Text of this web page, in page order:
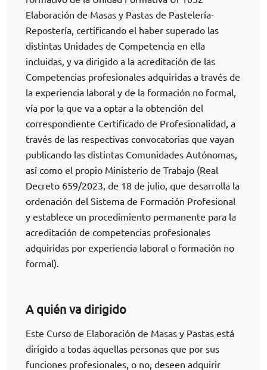
Elaboración de Masas y Pastas de Pastelería-
Repostería, certificando el haber superado las
distintas Unidades de Competencia en ella
incluidas, y va dirigido a la acreditación de las
Competencias profesionales adquiridas a través de
la experiencia laboral y de la formación no formal,
vía por la que va a optar a la obtención del
correspondiente Certificado de Profesionalidad, a
través de las respectivas convocatorias que vayan
publicando las distintas Comunidades Autónomas,
así como el propio Ministerio de Trabajo (Real
Decreto 659/2023, de 18 de julio, que desarrolla la
ordenación del Sistema de Formación Profesional
y establece un procedimiento permanente para la
acreditación de competencias profesionales
adquiridas por experiencia laboral o formación no
formal).
A quién va dirigido
Este Curso de Elaboración de Masas y Pastas está
dirigido a todas aquellas personas que por sus
funciones profesionales, o no, deseen adquirir